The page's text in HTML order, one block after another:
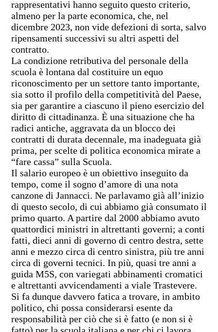
rappresentativi hanno seguito questo criterio,
almeno per la parte economica, che, nel
dicembre 2023, non vide defezioni di sorta, salvo
ripensamenti successivi su altri aspetti del
contratto.
La condizione retributiva del personale della
scuola è lontana dal costituire un equo
riconoscimento per un settore tanto importante,
sia sotto il profilo della competitività del Paese,
sia per garantire a ciascuno il pieno esercizio del
diritto di cittadinanza. È una situazione che ha
radici antiche, aggravata da un blocco dei
contratti di durata decennale, ma inadeguata già
prima, per scelte di politica economica mirate a
“fare cassa” sulla Scuola.
Il salario europeo è un obiettivo inseguito da
tempo, come il sogno d’amore di una nota
canzone di Jannacci. Ne parlavamo già all’inizio
di questo secolo, di cui abbiamo già consumato il
primo quarto. A partire dal 2000 abbiamo avuto
quattordici ministri in altrettanti governi; a conti
fatti, dieci anni di governo di centro destra, sette
anni e mezzo circa di centro sinistra, più tre anni
circa di governi tecnici. In più, quasi tre anni a
guida M5S, con variegati abbinamenti cromatici
e altrettanti avvicendamenti a viale Trastevere.
Si fa dunque davvero fatica a trovare, in ambito
politico, chi possa considerarsi esente da
responsabilità per ciò che si è fatto (e non si è